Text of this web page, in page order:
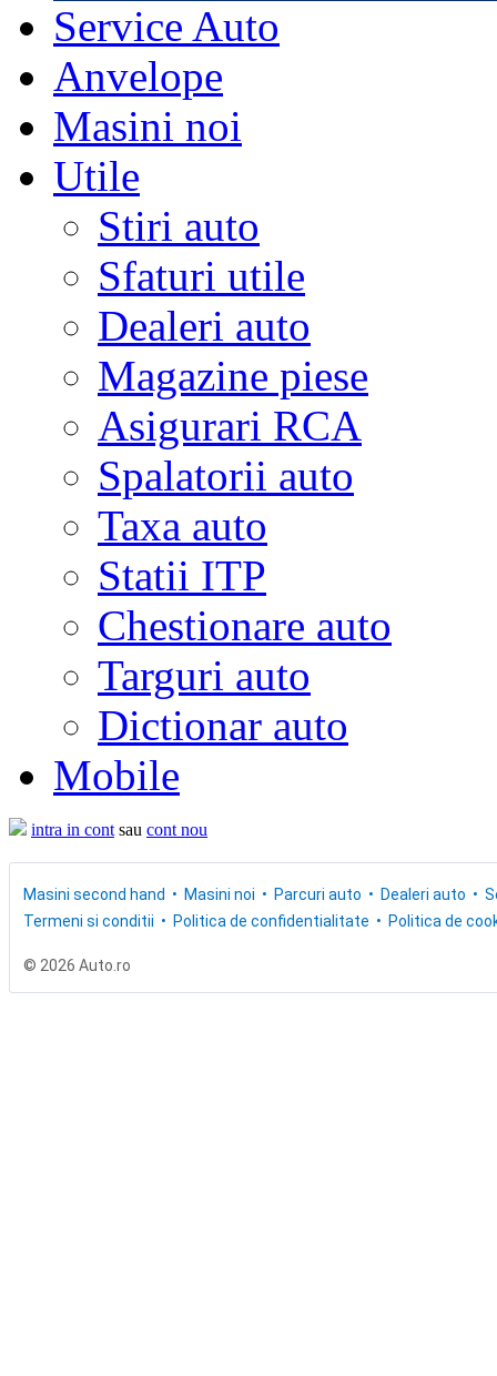
Service Auto
Anvelope
Masini noi
Utile
Stiri auto
Sfaturi utile
Dealeri auto
Magazine piese
Asigurari RCA
Spalatorii auto
Taxa auto
Statii ITP
Chestionare auto
Targuri auto
Dictionar auto
Mobile
intra in cont sau cont nou
Masini second hand Masini noi Parcuri auto Dealeri auto
Termeni si conditii
Politica de confidentialitate Politica de
© 2026 Auto.ro